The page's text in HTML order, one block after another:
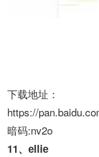
下载地址：
https://
暗码:nv2o
11、ellie